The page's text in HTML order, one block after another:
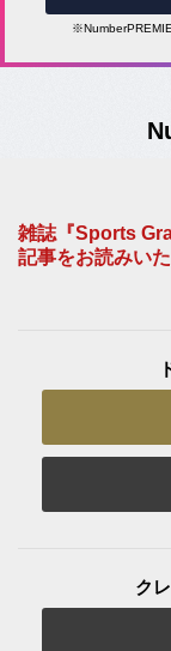
雑誌『Sports
記事をお読みい
ク